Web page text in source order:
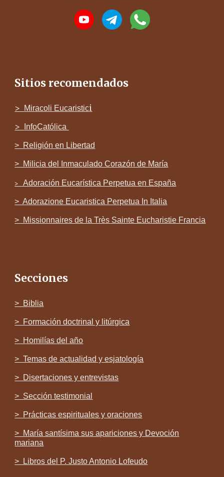
Sitios recomendados
> Miracoli Eucaristici
>
InfoCatólica
> Religión en Libertad
> Milicia del Inmaculado Corazón de María
> Adoración Eucarística Perpetua en España
>Adorazione Eucaristica Perpetua In Italia
> Missionnaires de la Très Sainte Eucharistie Francia
Secciones
> Biblia
> Formación doctrinal y litúrgica
> Homilías del año
> Temas de actualidad y esjatología
> Disertaciones y entrevistas
> Sección testimonial
> Prácticas espirituales y oraciones
> María santísima sus apariciones y Devoción
mariana
> Libros del P. Justo Antonio Lofeudo